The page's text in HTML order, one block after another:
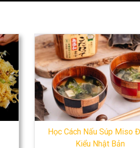
Học Cách Nấu Súp Miso
Kiểu Nhật Bản